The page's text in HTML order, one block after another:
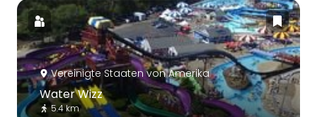
Vereinigte Staaten von Amerika
Water Wizz
5.4 km